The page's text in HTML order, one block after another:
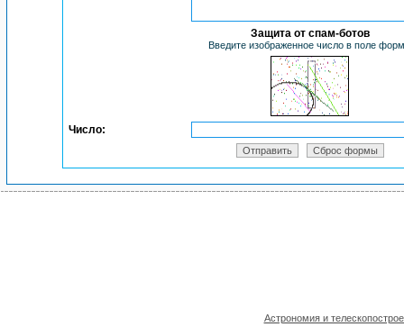
Защита от спам-ботов
Введите изображенное число в поле
Число:
Астрономия и